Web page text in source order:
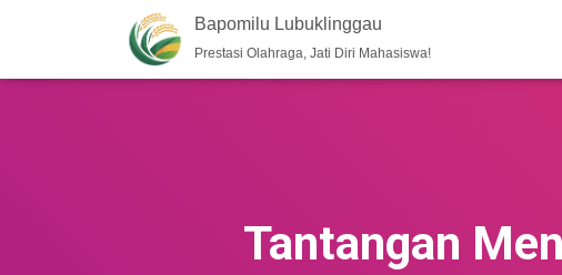
Bapomilu Lubuklinggau
Prestasi Olahraga, Jati Diri Mahasiswa!
Tantangan